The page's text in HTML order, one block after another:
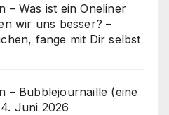
– Was ist ein Oneliner
wir uns besser? –
fange mit Dir selbst
– Bubblejournaille (eine
Juni 2026